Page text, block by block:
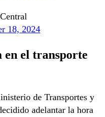
18, 2024
en el transporte
de Transportes y
adelantar la hora